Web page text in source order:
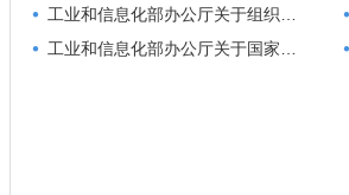
工业和信息化部办公厅关于组织开展国家级零碳工厂建设工作的通知
工业和信息化部办公厅关于国家产融合作平台高新技术企业专区上线服务的通知